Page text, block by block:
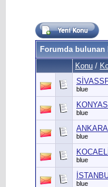
Forumda
Konu /
blue
blue
blue
blue
blue